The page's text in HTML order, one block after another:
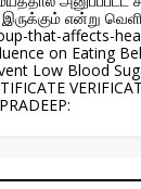
இருக்கும் என்று
that-affects-
on Eating
Low Blood